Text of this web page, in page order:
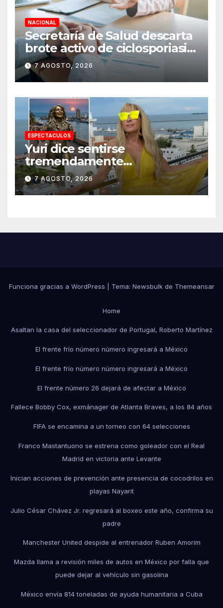
NACIONAL
Secretaría de Salud descarta
brote activo de ciclosporiasis
en México y pide tranquilidad
a la población
7 AGOSTO, 2026
ESPECTACULOS
Yuri dice sentirse
tremendamente
emocionada sobre su estatua
que le harán en Veracruz
7 AGOSTO, 2026
Funciona gracias a WordPress Tema: Newsbulkde Themeansar
Home
Asaltan la casa del seleccionador de Portugal, Roberto Martínez
El frente frío número número ingresará a México
El frente frío número número ingresará a México
El frente número 26 dejará de afectar a México
Fallece Bobby Cox, exmánager de Atlanta Braves, a los 84 años
FIFA se encamina a un torneo con 64 selecciones
Franco Mastantuono se estrena como goleador con el Real
Madrid en victoria ante Levante
Inician acciones de prevención ante presencia de cocodrilos en
playas Nayarit
Julio César Chávez Jr. regresará al boxeo este año, confirma su
padre
Manchester United despide al entrenador Ruben Amorim
Mazda llama a revisión miles de autos en México por falla que
puede dejar al vehículo sin gasolina
México envía 814 toneladas de ayuda humanitaria a Cuba